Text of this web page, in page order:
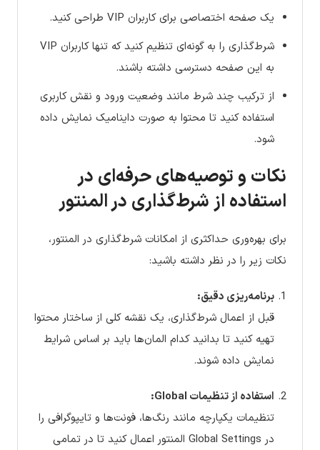
یک صفحه اختصاصی برای کاربران VIP طراحی کنید.
شرط‌گذاری را به گونه‌ای تنظیم کنید که تنها کاربران VIP
به این صفحه دسترسی داشته باشند.
از ترکیب چند شرط مانند وضعیت ورود و نقش کاربری
استفاده کنید تا محتوا به صورت داینامیک نمایش داده
شود.
نکات و توصیه‌های حرفه‌ای در
استفاده از شرط‌گذاری در المنتور
برای بهره‌وری حداکثری از امکانات شرط‌گذاری در المنتور،
نکات زیر را در نظر داشته باشید:
برنامه‌ریزی دقیق:
قبل از اعمال شرط‌گذاری، یک نقشه کلی از ساختار محتوا
تهیه کنید تا بدانید کدام المان‌ها باید بر اساس شرایط
نمایش داده شوند.
استفاده از تنظیمات Global:
تنظیمات یکپارچه مانند رنگ‌ها، فونت‌ها و تایپوگرافی را
در Global Settings المنتور اعمال کنید تا در تمامی